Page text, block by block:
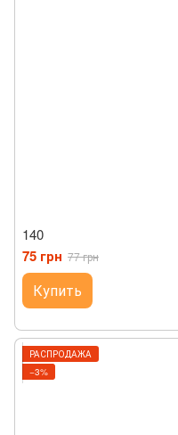
140
75 грн 77 грн
Купить
РАСПРОДАЖА
−3%